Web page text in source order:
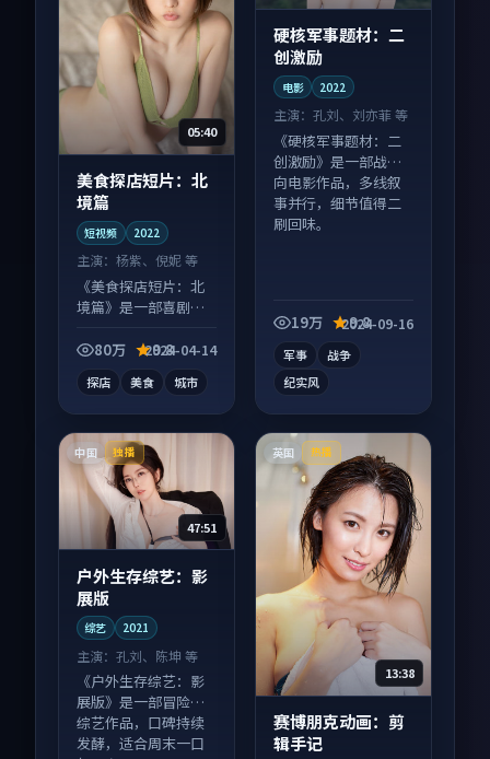
05:40
美食探店短片：北
境篇
短视频 2022
主演： 杨紫、倪妮 等
《美食探店短片：北
境篇》是一部喜剧向
素齐全，观感爽快不
80万 9.8
2024-04-14
探店 美食 城市
硬核军事题材：二
创激励
电影 2022
主演：孔刘、刘亦菲 等
《硬核军事题材：二
创激励》是一部战争
向电影作品，多线叙
事并行，细节值得二
刷回味。
19万 9.8
2024-09-16
军事
战争
纪实风
中国 独播
47:51
户外生存综艺：影
展版
综艺 2021
主演： 孔刘、陈坤 等
《户外生存综艺：影
展版》是一部冒险向
综艺作品，口碑持续
发酵，适合周末一口
英国 热播
13:38
赛博朋克动画：剪
辑手记